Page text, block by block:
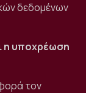
δεδομένων
η υποχρέωση
τον